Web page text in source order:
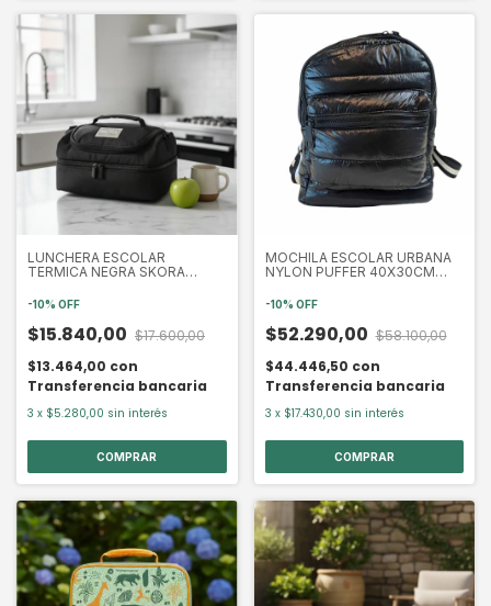
LUNCHERA ESCOLAR
TERMICA NEGRA SKORA
(ETN35562)
-10% OFF
$15.840,00 $17.600,00
$13.464,00 con
Transferencia bancaria
3 x $5.280,00 sin interés
MOCHILA ESCOLAR URBANA
NYLON PUFFER 40X30CM
(ETN1834)
-10% OFF
$52.290,00 $58.100,00
$44.446,50 con
Transferencia bancaria
3 x $17.430,00 sin interés